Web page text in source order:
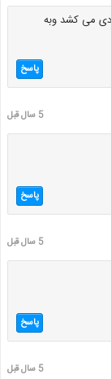
می کشد وبه
پاسخ
5 سال قبل
پاسخ
5 سال قبل
پاسخ
5 سال قبل